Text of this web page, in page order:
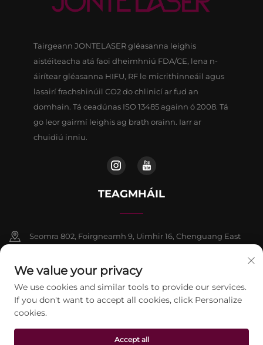
Tairgeann JONTELASER gléasanna leighis
aistéiteacha atá faoi dheimhniú FDA/CE, lena n-
áirítear gléasanna HIFU, RF le micrithinneáil agus
lasairí frachshinúil CO2 do chlinicí ar fud an
domhain. Tá ceadúnas ISO 13485 againn ó 2008. Tá
go leor gairmí leighis ag brath orainn. Iarr ar
chuidiú inniu.
TEAGMHÁIL
Seomra 802, Foirgneamh 9, Uimhir 16, Chenguang East
+86-13911459627
[email protected]
Ceart chun chóipcheart © 2026 Beijing Jontelaser Technology
We value your privacy
We use cookies and similar tools to provide our services.
If you don't want to accept all cookies, click Personalize
cookies.
Accept all